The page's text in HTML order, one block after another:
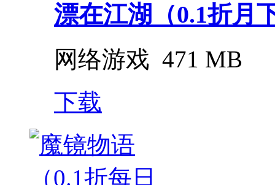
漂在江湖（0.1折月
网络游戏 471 MB
下载